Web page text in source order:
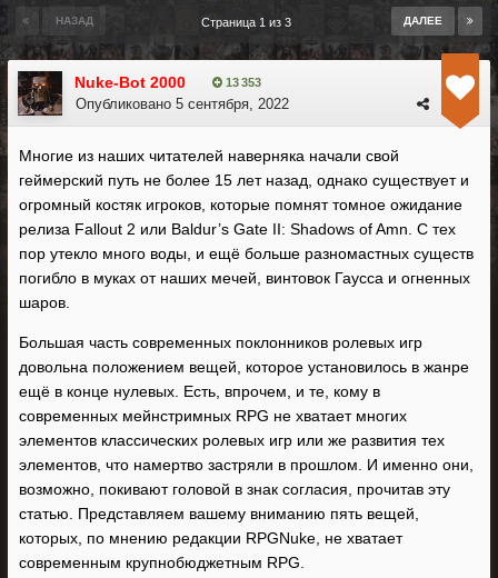
НАЗАД ДАЛЕЕ
Страница 1 из 3
Nuke-Bot 2000 13 353
Опубликовано 5 сентября, 2022
Многие из наших читателей наверняка начали свой
геймерский путь не более 15 лет назад, однако существует и
огромный костяк игроков, которые помнят томное ожидание
релиза Fallout 2 или Baldur’s Gate II: Shadows of Amn. С тех
пор утекло много воды, и ещё больше разномастных существ
погибло в муках от наших мечей, винтовок Гаусса и огненных
шаров.
Большая часть современных поклонников ролевых игр
довольна положением вещей, которое установилось в жанре
ещё в конце нулевых. Есть, впрочем, и те, кому в
современных мейнстримных RPG не хватает многих
элементов классических ролевых игр или же развития тех
элементов, что намертво застряли в прошлом. И именно они,
возможно, покивают головой в знак согласия, прочитав эту
статью. Представляем вашему вниманию пять вещей,
которых, по мнению редакции RPGNuke, не хватает
современным крупнобюджетным RPG.